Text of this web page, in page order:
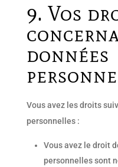
9. Vos
données
Vous avez les droits
personnelles :
Vous avez le droit
personnelles sont